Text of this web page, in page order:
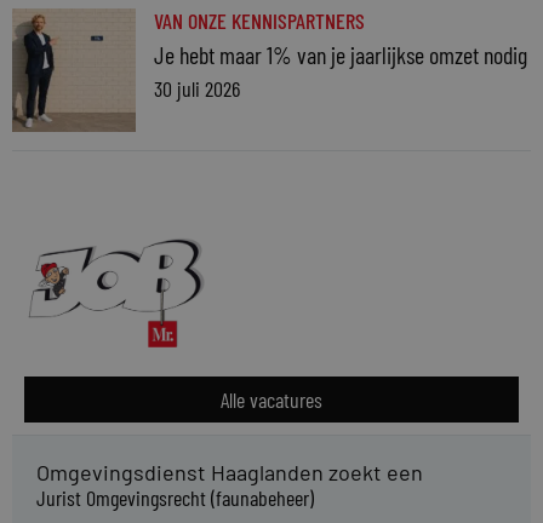
VAN ONZE KENNISPARTNERS
Je hebt maar 1% van je jaarlijkse omzet nodig
30 juli 2026
Alle vacatures
Omgevingsdienst Haaglanden zoekt een
Jurist Omgevingsrecht (faunabeheer)